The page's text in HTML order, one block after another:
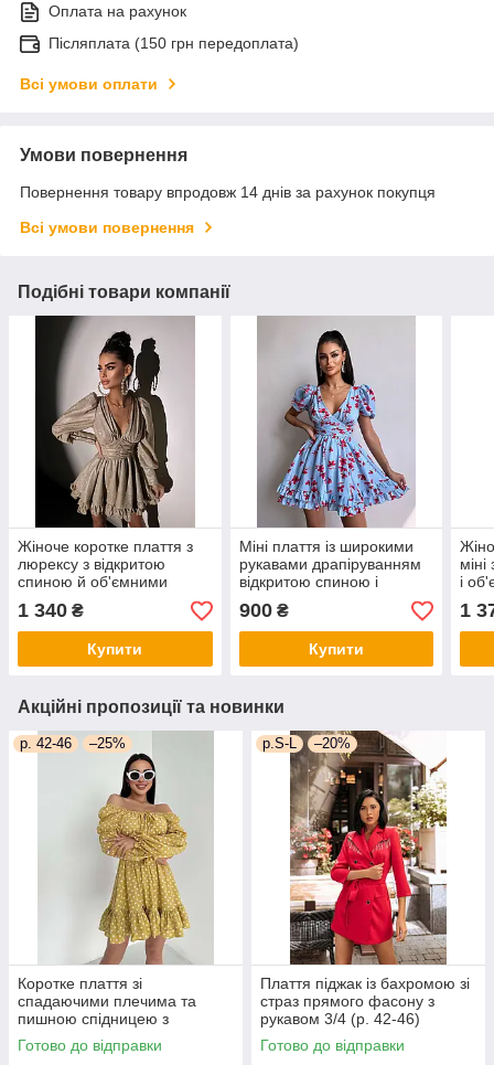
Оплата на рахунок
Післяплата (150 грн передоплата)
Всі умови оплати
Умови повернення
Повернення товару впродовж 14 днів за рахунок покупця
Всі умови повернення
Подібні товари компанії
Жіноче коротке плаття з
люрексу з відкритою
спиною й об'ємними
рукавами з подвійною
спідницею (р. 42, 44)
66py6181Е
1 340 ₴
Купити
Міні плаття із широкими
рукавами драпіруванням
відкритою спиною і
спідницею з оборками (р.
42, 44) 66py5758Е
900₴
Купити
і
S,
1
Акційні пропозиції та новинки
р. 42-46 –25%
Коротке плаття зі
спадаючими плечима та
пишною спідницею з
воланом (р. 42-46)
66py5272Qr
Готово до відправки
р.S-L –20%
Плаття піджак із бахромою зі
страз прямого фасону з
рукавом 3/4 (р. 42-46)
66py2050Qr
Готово до відправки